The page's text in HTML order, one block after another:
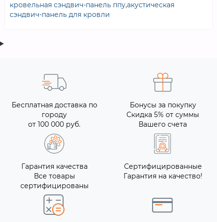
кровельная сэндвич-панель ппу,акустическая
сэндвич-панель для кровли
Бесплатная доставка по
городу
от 100 000 руб.
Бонусы за покупку
Скидка 5% от суммы
Вашего счета
Гарантия качества
Все товары
сертифицированы
Сертифицированные
Гарантия на качество!